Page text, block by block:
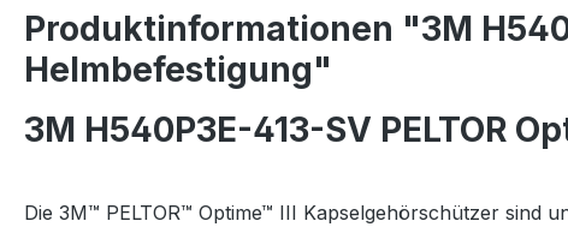
Produktinformationen "3M
Helmbefestigung"
3M H540P3E-413-SV PELTOR
Die 3M™ PELTOR™ Optime™ III Kapselgehörschützer